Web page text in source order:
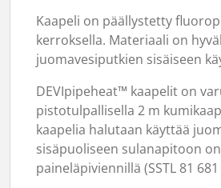
Kaapeli on päällystetty
kerroksella. Materiaali on
juomavesiputkien sisäiseen
DEVIpipeheat™ kaapelit on
pistotulpallisella 2 m
kaapelia halutaan käyttää
sisäpuoliseen sulanapitoon
paineläpiviennillä (SSTL 81 681